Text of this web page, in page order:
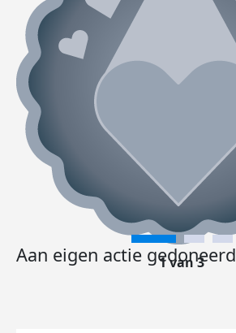
Aan eigen actie gedoneerd
1 van 3